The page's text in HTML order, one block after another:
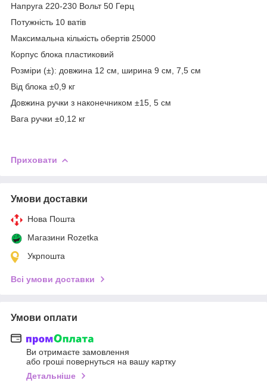
Напруга 220-230 Вольт 50 Герц
Потужність 10 ватів
Максимальна кількість обертів 25000
Корпус блока пластиковий
Розміри (±): довжина 12 см, ширина 9 см, 7,5 см
Від блока ±0,9 кг
Довжина ручки з наконечником ±15, 5 см
Вага ручки ±0,12 кг
Приховати
Умови доставки
Нова Пошта
Магазини Rozetka
Укрпошта
Всі умови доставки
Умови оплати
Ви отримаєте замовлення
або гроші повернуться на вашу картку
Детальніше